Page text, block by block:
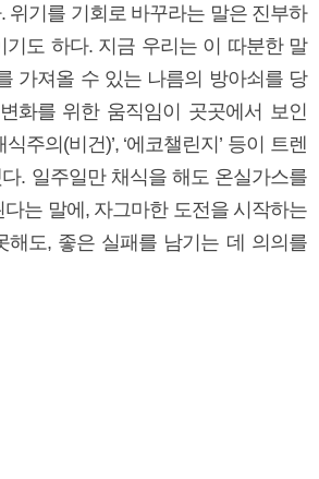
위기를 기회로 바꾸라는 말은 진부하
기도 하다. 지금 우리는 이 따분한 말
가져올 수 있는 나름의 방아쇠를 당
화를 위한 움직임이 곳곳에서 보인
식주의(비건)’, ‘에코챌린지’ 등이 트렌
. 일주일만 채식을 해도 온실가스를
는 말에, 자그마한 도전을 시작하는
해도, 좋은 실패를 남기는 데 의의를